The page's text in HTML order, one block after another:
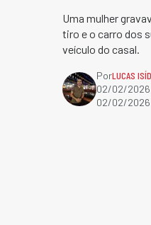
Uma mulher
tiro e o carro dos
veículo do casal.
PorLUCAS
02/02/2026
02/02/2026